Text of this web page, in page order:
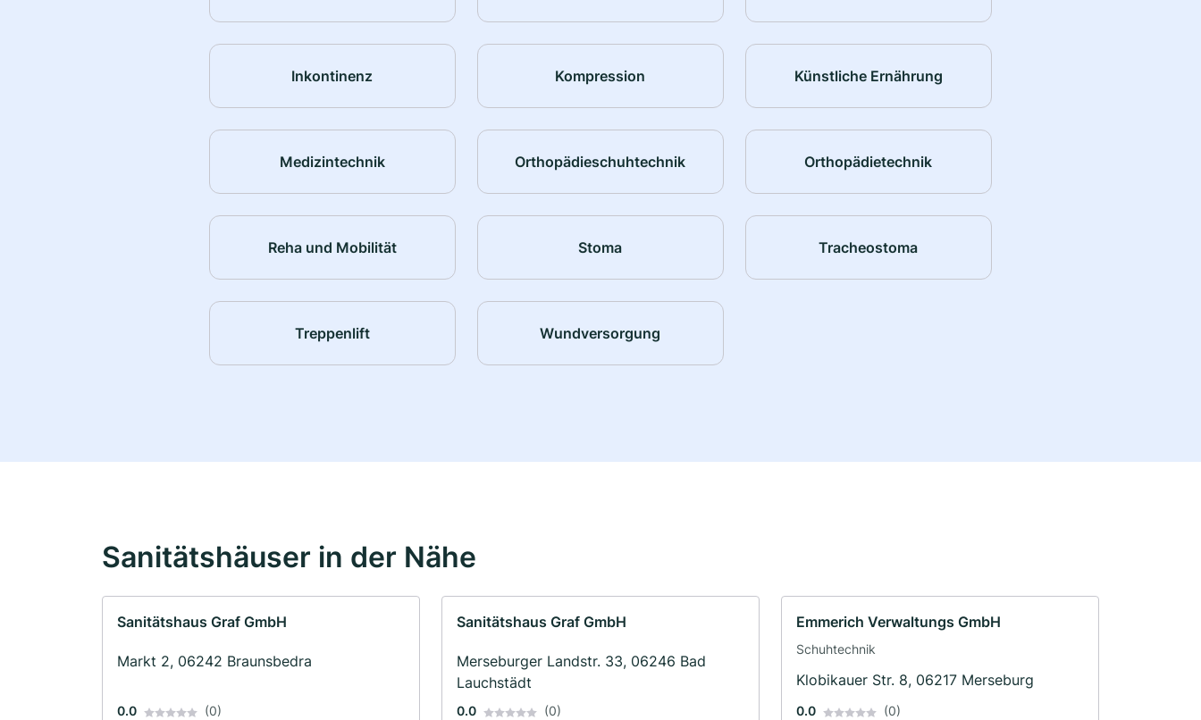
Inkontinenz Kompression Künstliche Ernährung
Medizintechnik Orthopädieschuhtechnik Orthopädietechnik
Reha und Mobilität Stoma Tracheostoma
Treppenlift Wundversorgung
Sanitätshäuser in der Nähe
Sanitätshaus Graf GmbH
Markt 2, 06242 Braunsbedra
0.0 (0)
Sanitätshaus Graf GmbH
Merseburger Landstr. 33, 06246 Bad
Lauchstädt
0.0 (0)
Emmerich Verwaltungs GmbH
Schuhtechnik
Klobikauer Str. 8, 06217 Merseburg
0.0 (0)